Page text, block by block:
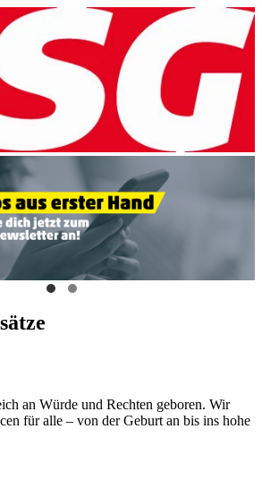
an Würde und Rechten geboren. Wir
für alle – von der Geburt an bis ins hohe